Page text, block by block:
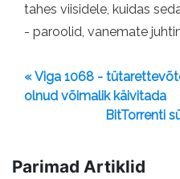
tahes viisidele, kuidas
- paroolid, vanemate
« Viga 1068 -
olnud võimalik käivitada
BitTorrenti
Parimad Artiklid